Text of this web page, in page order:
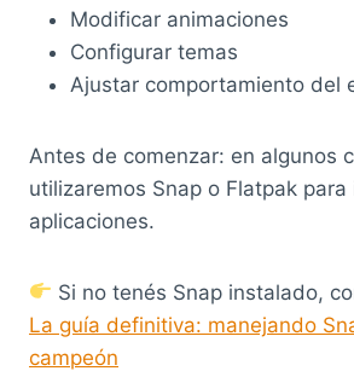
Modificar animaciones
Configurar temas
Ajustar comportamiento del
Antes de comenzar: en algunos
utilizaremos Snap o Flatpak para
aplicaciones.
Si no tenés Snap instalado,
La guía definitiva: manejando
campeón